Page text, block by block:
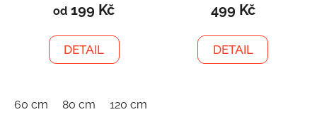
od 199 Kč
DETAIL
60 cm 80 cm 120 cm
499 Kč
DETAIL